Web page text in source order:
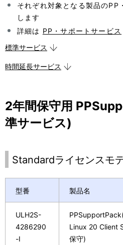
を
表
示
し
い
ま
。
ョ
ン
それぞれ対象となる製品のPP
します
詳細は PP・サポートサービス
標準サービス
時間延長サービス
2年間保守用
準サービス)
Standardライセンスモ
型番 製品名
ULH2S-
4286290
-I
Linux 20 Client
保守)